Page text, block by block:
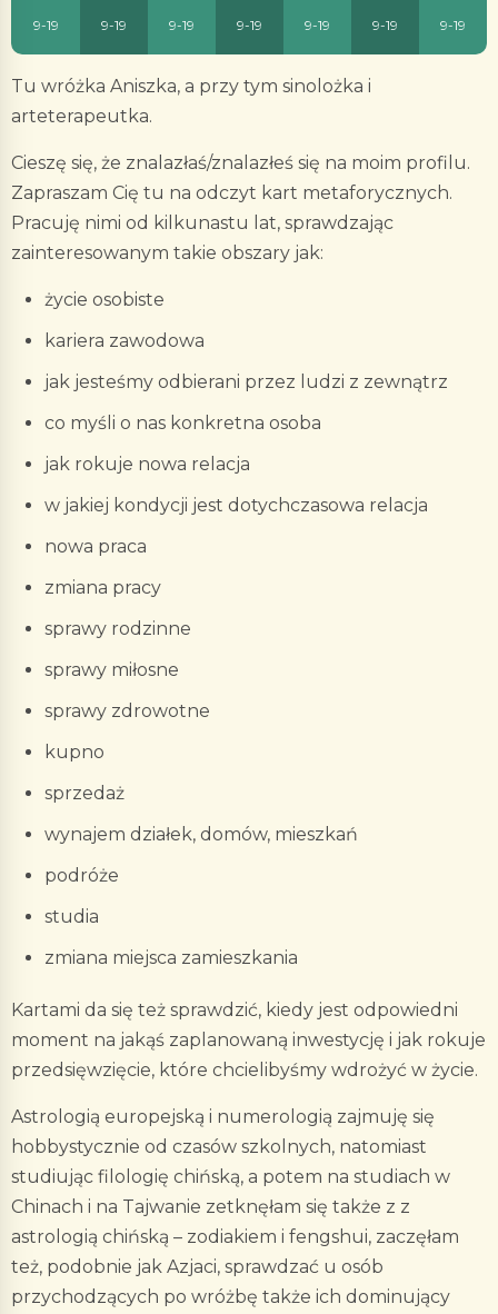
9-19 9-19 9-19 9-19 9-19 9-19 9-19
Tu wróżka Aniszka, a przy tym sinolożka i
arteterapeutka.
Cieszę się, że znalazłaś/znalazłeś się na moim profilu.
Zapraszam Cię tu na odczyt kart metaforycznych.
Pracuję nimi od kilkunastu lat, sprawdzając
zainteresowanym takie obszary jak:
życie osobiste
kariera zawodowa
jak jesteśmy odbierani przez ludzi z zewnątrz
co myśli o nas konkretna osoba
jak rokuje nowa relacja
w jakiej kondycji jest dotychczasowa relacja
nowa praca
zmiana pracy
sprawy rodzinne
sprawy miłosne
sprawy zdrowotne
kupno
sprzedaż
wynajem działek, domów, mieszkań
podróże
studia
zmiana miejsca zamieszkania
Kartami da się też sprawdzić, kiedy jest odpowiedni
moment na jakąś zaplanowaną inwestycję i jak rokuje
przedsięwzięcie, które chcielibyśmy wdrożyć w życie.
Astrologią europejską i numerologią zajmuję się
hobbystycznie od czasów szkolnych, natomiast
studiując filologię chińską, a potem na studiach w
Chinach i na Tajwanie zetknęłam się także z z
astrologią chińską – zodiakiem i fengshui, zaczęłam
też, podobnie jak Azjaci, sprawdzać u osób
przychodzących po wróżbę także ich dominujący